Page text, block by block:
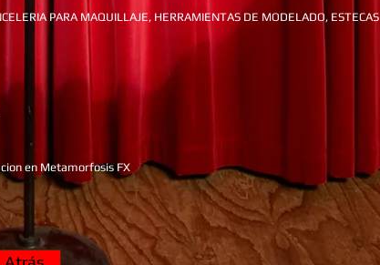
PARA MAQUILLAJE, HERRAMIENTAS DE MODELADO, ESTECAS
en Metamorfosis FX